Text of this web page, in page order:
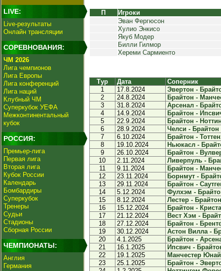
LIVE:
Live-результаты
Онлайн трансляции
СОРЕВНОВАНИЯ:
ЧМ 2026
Лига чемпионов
Лига Европы
Лига конференций
Лига наций
Клубный ЧМ
Суперкубок УЕФА
Межконтинентальный
кубок
РОССИЯ:
Премьер-лига
Первая лига
Вторая лига
Кубок России
Календарь
Бомбардиры
Суперкубок
Тренеры
Судьи
Стадионы
Сборная России
ЧЕМПИОНАТЫ:
Англия
Германия
П
Игроки
Эван Фергюсон
Хулио Энкисо
Якуб Модер
Билли Гилмор
Хереми Сармиенто
Тур Дата
Соперник
1
17.8.2024
Эвертон -
2
24.8.2024
Брайтон -
3
31.8.2024
Арсенал -
4
14.9.2024
Брайтон -
5
22.9.2024
Брайтон -
6
28.9.2024
Челси - Брайтон
7
6.10.2024
Брайтон -
8
19.10.2024
Ньюкасл -
9
26.10.2024
Брайтон -
10
2.11.2024
Ливерпуль -
11
9.11.2024
Брайтон -
12
23.11.2024
Борнмут -
13
29.11.2024
Брайтон -
14
5.12.2024
Фулхэм -
15
8.12.2024
Лестер -
16
15.12.2024
Брайтон -
17
21.12.2024
Вест Хэм -
18
27.12.2024
Брайтон -
19
30.12.2024
Астон Вилла -
20
4.1.2025
Брайтон -
21
16.1.2025
Ипсвич -
22
19.1.2025
Манчестер
23
25.1.2025
Брайтон -